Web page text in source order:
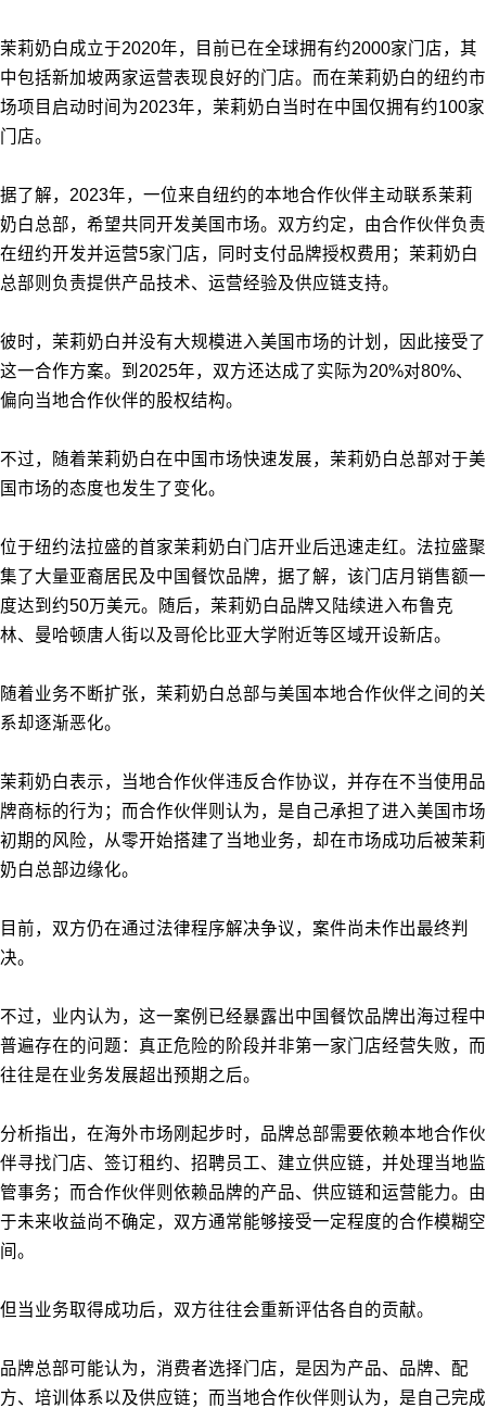
茉莉奶白成立于2020年，目前已在全球拥有约2000家门店，其
中包括新加坡两家运营表现良好的门店。而在茉莉奶白的纽约市
场项目启动时间为2023年，茉莉奶白当时在中国仅拥有约100家
门店。
据了解，2023年，一位来自纽约的本地合作伙伴主动联系茉莉
奶白总部，希望共同开发美国市场。双方约定，由合作伙伴负责
在纽约开发并运营5家门店，同时支付品牌授权费用；茉莉奶白
总部则负责提供产品技术、运营经验及供应链支持。
彼时，茉莉奶白并没有大规模进入美国市场的计划，因此接受了
这一合作方案。到2025年，双方还达成了实际为20%对80%、
偏向当地合作伙伴的股权结构。
不过，随着茉莉奶白在中国市场快速发展，茉莉奶白总部对于美
国市场的态度也发生了变化。
位于纽约法拉盛的首家茉莉奶白门店开业后迅速走红。法拉盛聚
集了大量亚裔居民及中国餐饮品牌，据了解，该门店月销售额一
度达到约50万美元。随后，茉莉奶白品牌又陆续进入布鲁克
林、曼哈顿唐人街以及哥伦比亚大学附近等区域开设新店。
随着业务不断扩张，茉莉奶白总部与美国本地合作伙伴之间的关
系却逐渐恶化。
茉莉奶白表示，当地合作伙伴违反合作协议，并存在不当使用品
牌商标的行为；而合作伙伴则认为，是自己承担了进入美国市场
初期的风险，从零开始搭建了当地业务，却在市场成功后被茉莉
奶白总部边缘化。
目前，双方仍在通过法律程序解决争议，案件尚未作出最终判
决。
不过，业内认为，这一案例已经暴露出中国餐饮品牌出海过程中
普遍存在的问题：真正危险的阶段并非第一家门店经营失败，而
往往是在业务发展超出预期之后。
分析指出，在海外市场刚起步时，品牌总部需要依赖本地合作伙
伴寻找门店、签订租约、招聘员工、建立供应链，并处理当地监
管事务；而合作伙伴则依赖品牌的产品、供应链和运营能力。由
于未来收益尚不确定，双方通常能够接受一定程度的合作模糊空
间。
但当业务取得成功后，双方往往会重新评估各自的贡献。
品牌总部可能认为，消费者选择门店，是因为产品、品牌、配
方、培训体系以及供应链；而当地合作伙伴则认为，是自己完成